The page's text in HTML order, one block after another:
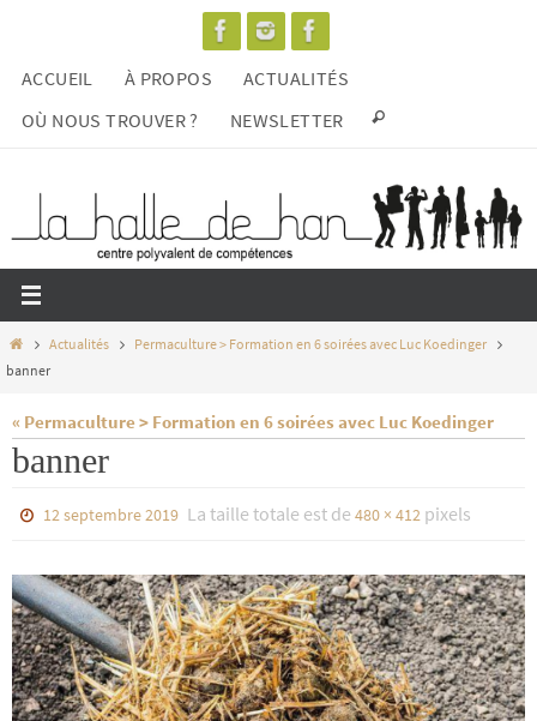
contenu
ACCUEIL À PROPOS
ACTUALITÉS
OÙ NOUS TROUVER ?
NEWSLETTER
HomeActualités
Permaculture > Formation en 6 soirées avec Luc Koedinger
banner
« Permaculture > Formation en 6 soirées avec Luc Koedinger
banner
12 septembre 2019 La taille totale est de480 × 412 pixels